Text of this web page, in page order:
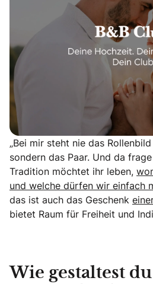
„Bei mir steht nie das
sondern das Paar. Und da
Tradition möchtet ihr leben,
und welche dürfen wir einfach
das ist auch das Geschenk
bietet Raum für Freiheit und
Wie gestaltest